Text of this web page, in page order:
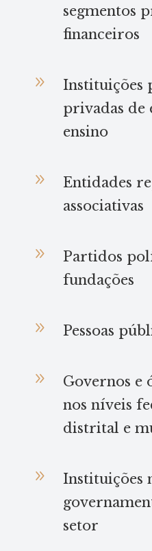
segmentos
financeiros
9
Instituições
privadas de
ensino
9
Entidades
associativas
9
Partidos
fundações
9 Pessoas
9
Governos e
nos níveis
distrital e
9
Instituições
setor